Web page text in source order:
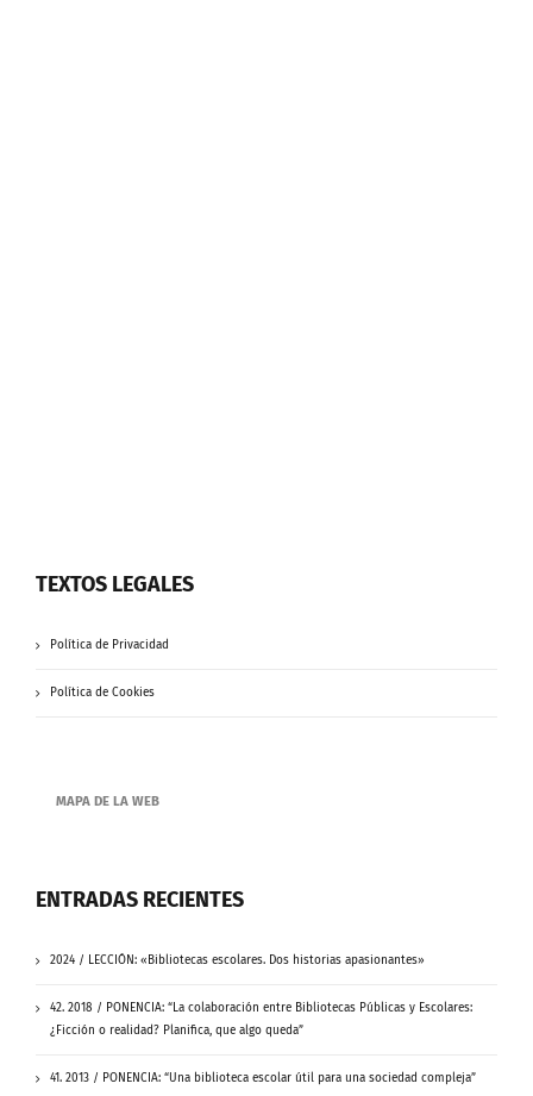
TEXTOS LEGALES
Política de Privacidad
Política de Cookies
MAPA DE LA WEB
ENTRADAS RECIENTES
2024 / LECCIÓN: «Bibliotecas escolares. Dos historias apasionantes»
42. 2018 / PONENCIA: “La colaboración entre Bibliotecas Públicas y Escolares:
¿Ficción o realidad? Planifica, que algo queda”
41. 2013 / PONENCIA: “Una biblioteca escolar útil para una sociedad compleja”